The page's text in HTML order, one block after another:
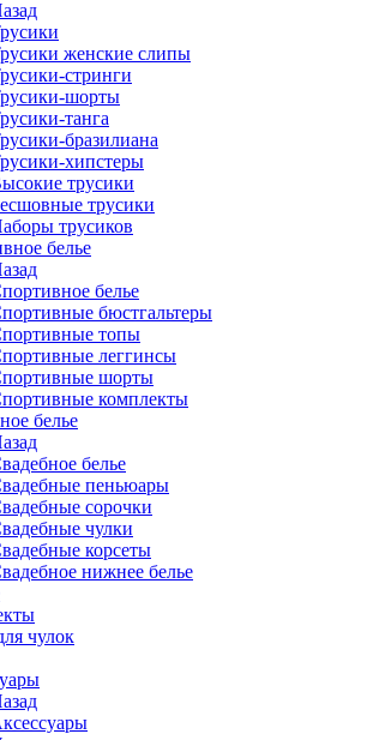
женские слипы
стринги
шорты
танга
бразилиана
хипстеры
трусики
трусики
трусиков
белье
белье
бюстгальтеры
топы
леггинсы
шорты
комплекты
белье
белье
пеньюары
сорочки
чулки
корсеты
нижнее белье
чулок